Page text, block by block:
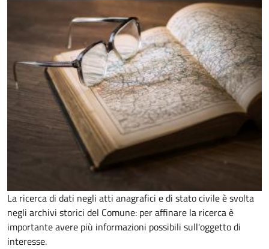
La ricerca di dati negli atti anagrafici e di stato civile è svolta
negli archivi storici del Comune: per affinare la ricerca è
importante avere più informazioni possibili sull'oggetto di
interesse.